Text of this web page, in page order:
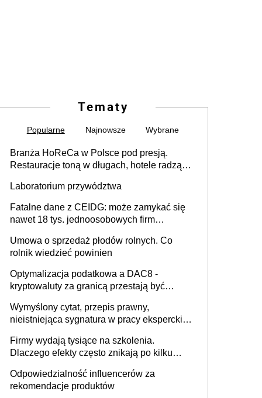
Tematy
Popularne Najnowsze Wybrane
Branża HoReCa w Polsce pod presją.
Restauracje toną w długach, hotele radzą
Laboratorium przywództwa
Fatalne dane z CEIDG: może zamykać się
nawet 18 tys. jednoosobowych firm
Umowa o sprzedaż płodów rolnych. Co
rolnik wiedzieć powinien
Optymalizacja podatkowa a DAC8 -
kryptowaluty za granicą przestają być
Wymyślony cytat, przepis prawny,
nieistniejąca sygnatura w pracy eksperckiej -
firmie
Firmy wydają tysiące na szkolenia.
Dlaczego efekty często znikają po kilku
Odpowiedzialność influencerów za
rekomendacje produktów